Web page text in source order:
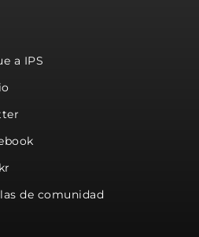
a IPS
de comunidad